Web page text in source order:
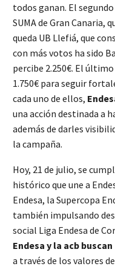
todos ganan. El
SUMA de Gran Canaria,
queda UB Llefiá, que
con más votos ha sido
percibe 2.250€. El
1.750€ para seguir
cada uno de ellos,
una acción destinada a
además de darles
la campaña.
Hoy, 21 de julio, se
histórico que une a
Endesa, la Supercopa
también impulsando
social Liga Endesa de
Endesa y la acb buscan
a través de los valores